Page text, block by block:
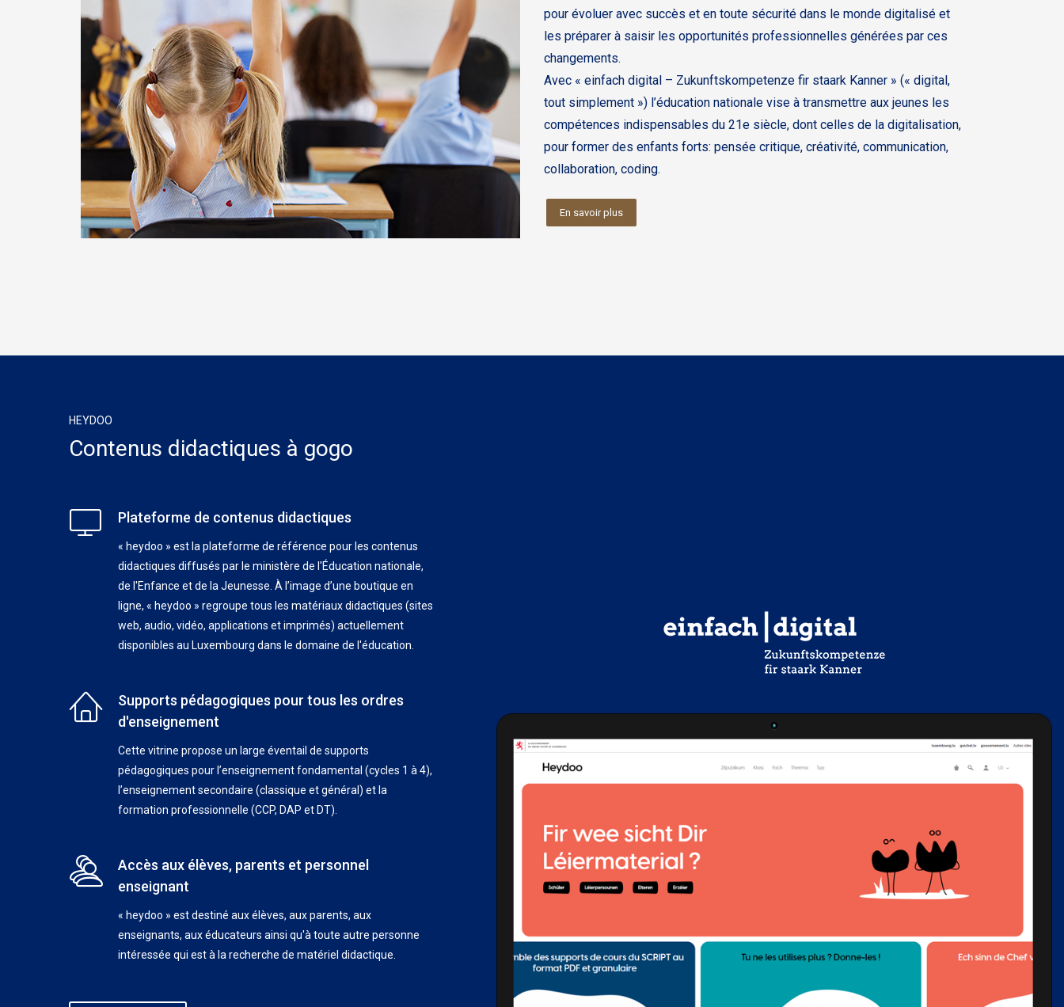
pour évoluer avec succès et en toute sécurité dans le monde digitalisé et
les préparer à saisir les opportunités professionnelles générées par ces
changements.
Avec « einfach digital – Zukunftskompetenze fir staark Kanner » (« digital,
tout simplement ») l’éducation nationale vise à transmettre aux jeunes les
compétences indispensables du 21e siècle, dont celles de la digitalisation,
pour former des enfants forts: pensée critique, créativité, communication,
collaboration, coding.
En savoir plus
HEYDOO
Contenus didactiques à gogo
Plateforme de contenus didactiques
« heydoo » est la plateforme de référence pour les contenus
didactiques diffusés par le ministère de l'Éducation nationale,
de l'Enfance et de la Jeunesse. À l’image d’une boutique en
ligne, « heydoo » regroupe tous les matériaux didactiques (sites
web, audio, vidéo, applications et imprimés) actuellement
disponibles au Luxembourg dans le domaine de l'éducation.
Supports pédagogiques pour tous les ordres
d'enseignement
Cette vitrine propose un large éventail de supports
pédagogiques pour l’enseignement fondamental (cycles 1 à 4),
l’enseignement secondaire (classique et général) et la
formation professionnelle (CCP, DAP et DT).
Accès aux élèves, parents et personnel
enseignant
« heydoo » est destiné aux élèves, aux parents, aux
enseignants, aux éducateurs ainsi qu'à toute autre personne
intéressée qui est à la recherche de matériel didactique.